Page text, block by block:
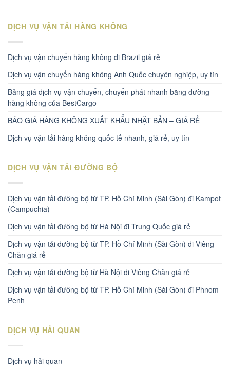
DỊCH VỤ VẬN TẢI HÀNG KHÔNG
Dịch vụ vận chuyển hàng không đi Brazil giá rẻ
Dịch vụ vận chuyển hàng không Anh Quốc chuyên nghiệp, uy tín
Bảng giá dịch vụ vận chuyển, chuyển phát nhanh bằng đường
hàng không của BestCargo
BÁO GIÁ HÀNG KHÔNG XUẤT KHẨU NHẬT BẢN – GIÁ RẺ
Dịch vụ vận tải hàng không quốc tế nhanh, giá rẻ, uy tín
DỊCH VỤ VẬN TẢI ĐƯỜNG BỘ
Dịch vụ vận tải đường bộ từ TP. Hồ Chí Minh (Sài Gòn) đi Kampot
(Campuchia)
Dịch vụ vận tải đường bộ từ Hà Nội đi Trung Quốc giá rẻ
Dịch vụ vận tải đường bộ từ TP. Hồ Chí Minh (Sài Gòn) đi Viêng
Chăn giá rẻ
Dịch vụ vận tải đường bộ từ Hà Nội đi Viêng Chăn giá rẻ
Dịch vụ vận tải đường bộ từ TP. Hồ Chí Minh (Sài Gòn) đi Phnom
Penh
DỊCH VỤ HẢI QUAN
Dịch vụ hải quan